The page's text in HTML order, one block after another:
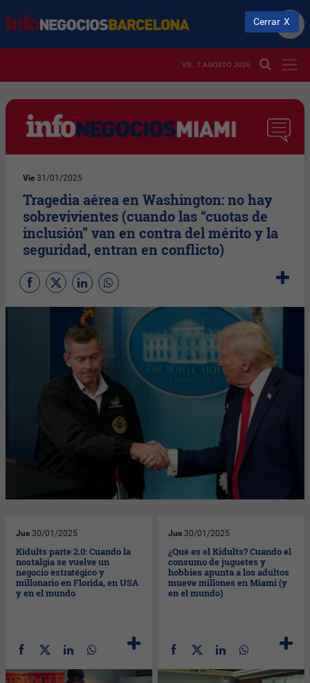
VIE. 7 AGOSTO 2026
Vie 31/01/2025
Tragedia aérea en Washington: no hay
sobrevivientes (cuando las “cuotas de
inclusión” van en contra del mérito y la
seguridad, entran en conflicto)
Jue 30/01/2025
Kidults parte 2.0: Cuando la
nostalgia se vuelve un
negocio estratégico y
millonario en Florida, en USA
y en el mundo
Jue 30/01/2025
¿Qué es el Kidults? Cuando el
consumo de juguetes y
hobbies apunta a los adultos
mueve millones en Miami (y
en el mundo)
Cerrar